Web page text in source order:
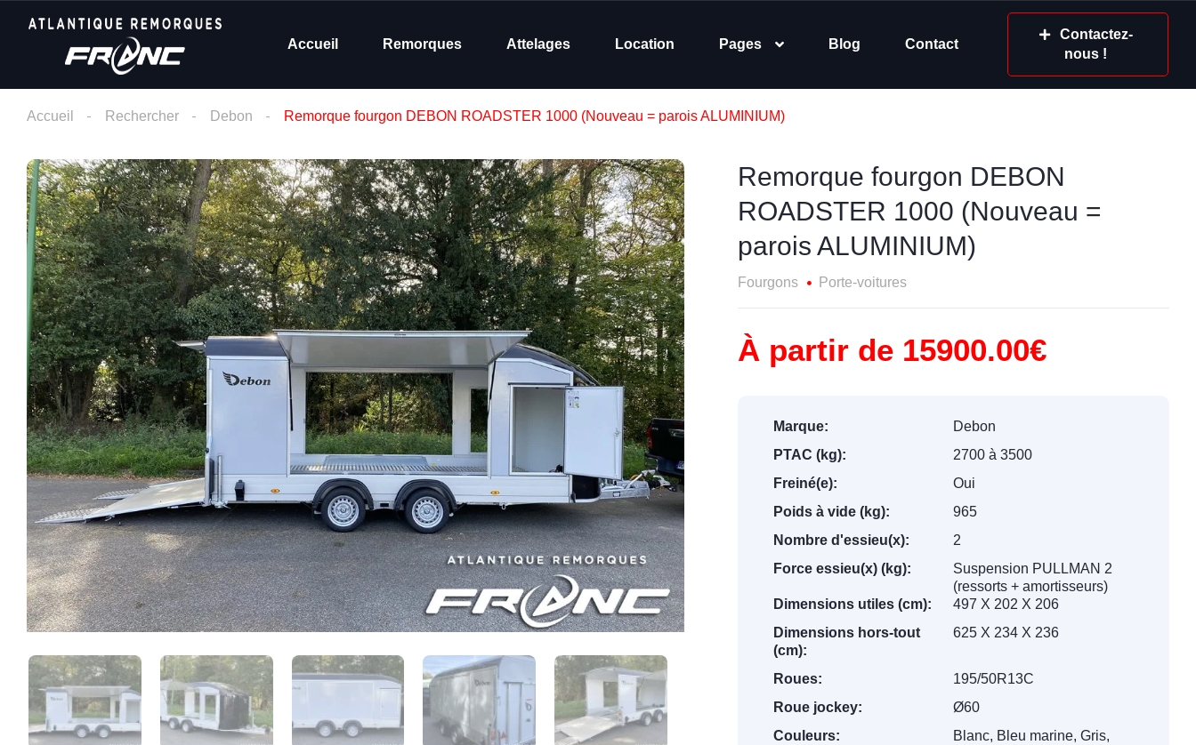
Accueil Remorques Attelages Location Pages Blog Contact
Contactez-
nous !
Accueil Rechercher Debon Remorque fourgon DEBON ROADSTER 1000 (Nouveau = parois ALUMINIUM)
Remorque fourgon DEBON
ROADSTER 1000 (Nouveau =
parois ALUMINIUM)
Fourgons Porte-voitures
À partir de 15900.00€
Marque:
Debon
PTAC (kg):
2700 à 3500
Freiné(e):
Oui
Poids à vide (kg):
965
Nombre d'essieu(x):
2
Force essieu(x) (kg):
Suspension PULLMAN 2
(ressorts + amortisseurs)
Dimensions utiles (cm):
497 X 202 X 206
Dimensions hors-tout
(cm):
625 X 234 X 236
Roues:
195/50R13C
Roue jockey:
Ø60
Couleurs:
Blanc, Bleu marine, Gris,